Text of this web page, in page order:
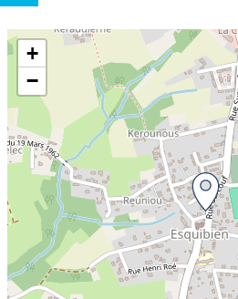
+
−